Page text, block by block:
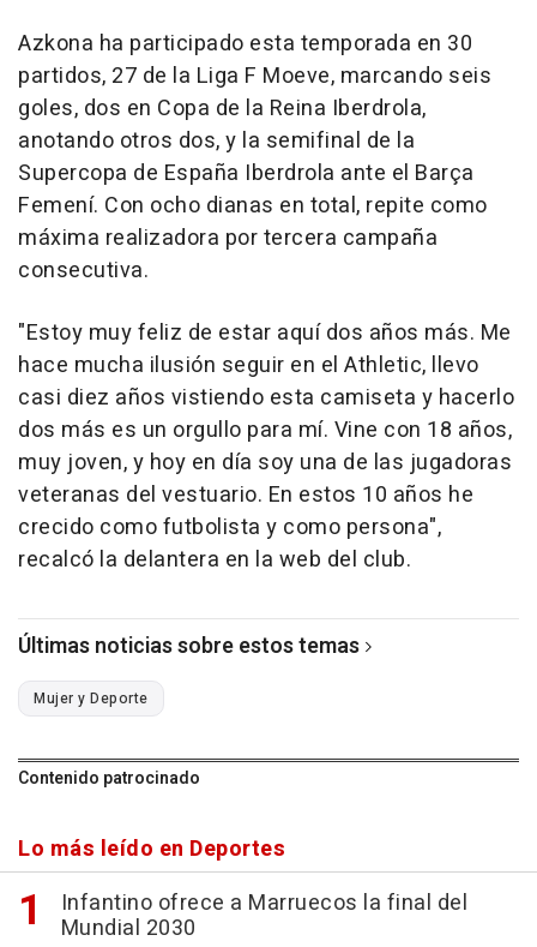
Azkona ha participado esta temporada en 30
partidos, 27 de la Liga F Moeve, marcando seis
goles, dos en Copa de la Reina Iberdrola,
anotando otros dos, y la semifinal de la
Supercopa de España Iberdrola ante el Barça
Femení. Con ocho dianas en total, repite como
máxima realizadora por tercera campaña
consecutiva.
"Estoy muy feliz de estar aquí dos años más. Me
hace mucha ilusión seguir en el Athletic, llevo
casi diez años vistiendo esta camiseta y hacerlo
dos más es un orgullo para mí. Vine con 18 años,
muy joven, y hoy en día soy una de las jugadoras
veteranas del vestuario. En estos 10 años he
crecido como futbolista y como persona",
recalcó la delantera en la web del club.
Últimas noticias sobre estos temas
Mujer y Deporte
Contenido patrocinado
Lo más leído en Deportes
Infantino ofrece a Marruecos la final del
Mundial 2030